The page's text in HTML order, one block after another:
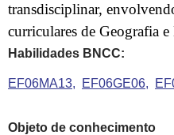
transdisciplinar,
curriculares de Geografia e
Habilidades BNCC:
EF06MA13 EF06GE06
Objeto de conhecimento